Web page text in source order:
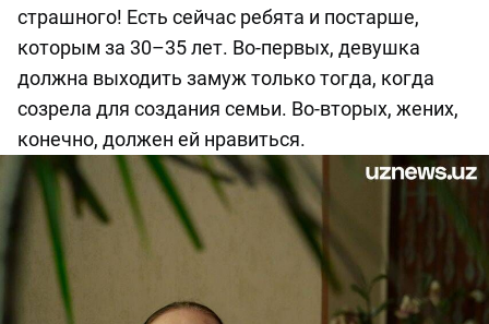
страшного! Есть сейчас ребята и постарше,
которым за 30–35 лет. Во-первых, девушка
должна выходить замуж только тогда, когда
созрела для создания семьи. Во-вторых, жених,
конечно, должен ей нравиться.